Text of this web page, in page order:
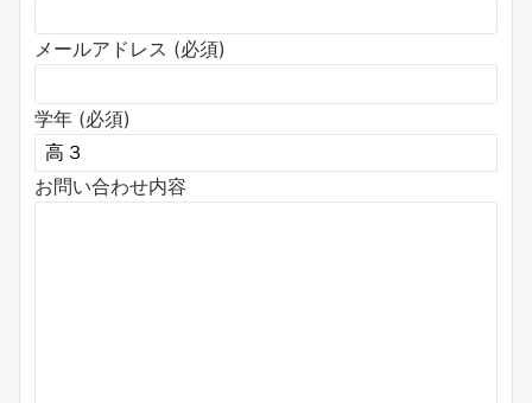
メールアドレス (必須)
学年 (必須)
お問い合わせ内容